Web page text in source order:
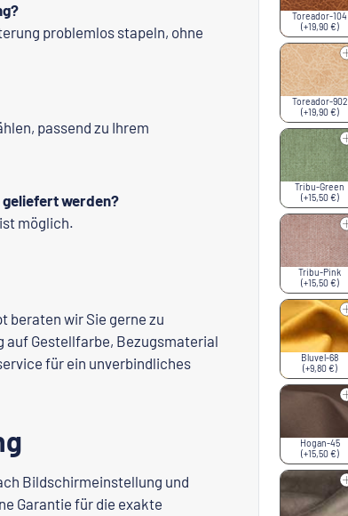
Toreador-104
(+19,90 €)
Toreador-902
(+19,90 €)
Tribu-Green
(+15,50 €)
Tribu-Pink
(+15,50 €)
Bluvel-68
(+9,80 €)
Hogan-45
(+15,50 €)
problemlos stapeln, ohne
passend zu Ihrem
geliefert werden?
möglich.
beraten wir Sie gerne zu
Gestellfarbe, Bezugsmaterial
für ein unverbindliches
Bildschirmeinstellung und
Garantie für die exakte